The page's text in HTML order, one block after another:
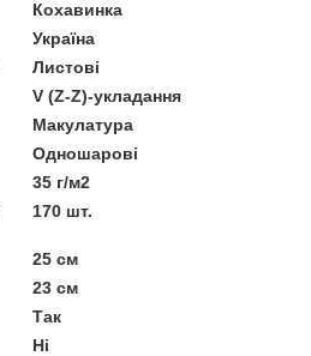
Кохавинка
Україна
Листові
V (Z-Z)-укладання
Макулатура
Одношарові
35 г/м2
170 шт.
25 см
23 см
Так
Ні